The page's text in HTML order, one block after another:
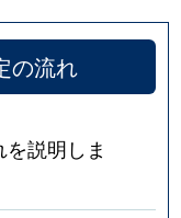
の流れ
説明しま